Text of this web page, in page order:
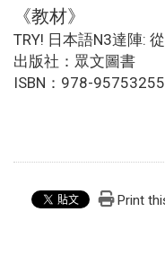
《教材》
TRY! 日本語N3達陣:
出版社：眾文圖書
ISBN：978-
Print